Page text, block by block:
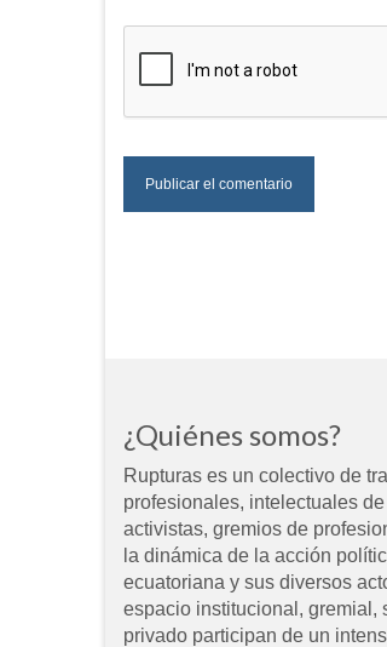
¿Quiénes somos?
Rupturas es un colectivo de
profesionales, intelectuales
activistas, gremios de
la dinámica de la acción
ecuatoriana y sus diversos
espacio institucional, gremial,
privado participan de un